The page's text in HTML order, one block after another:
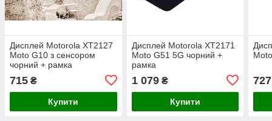
Дисплей Motorola XT2127
Moto G10 з сенсором
чорний + рамка
715 ₴
Купити
Дисплей Motorola XT2171
Moto G51 5G чорний +
рамка
1 079₴
Купити
727